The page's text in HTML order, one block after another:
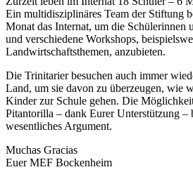
Ein multidisziplinäres Team der Stiftung
Monat das Internat, um die Schülerinnen
und verschiedene Workshops,
Landwirtschaftsthemen, anzubieten.
Die Trinitarier besuchen auch immer
Land, um sie davon zu überzeugen, wie
Kinder zur Schule gehen. Die
Pitantorilla – dank Eurer Unterstützung –
wesentliches Argument.
Muchas Gracias
Euer MEF Bockenheim